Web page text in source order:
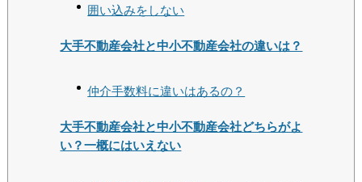
囲い込みをしない
大手不動産会社と中小不動産会社の違いは？
仲介手数料に違いはあるの？
大手不動産会社と中小不動産会社どちらがよ
い？一概にはいえない